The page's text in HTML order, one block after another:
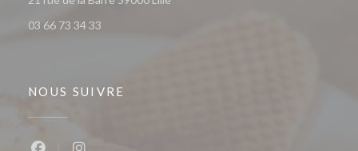
03 66 73 34 33
NOUS SUIVRE